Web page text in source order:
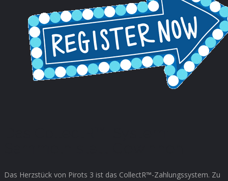
Das Herzstück von Pirots 3 ist das CollectR™-Zahlungssystem. Zu